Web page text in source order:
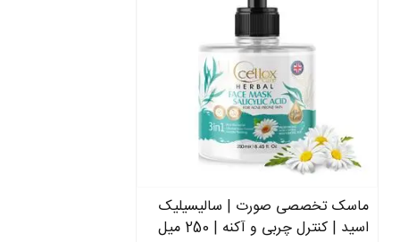
ماسک تخصصی صورت | سالیسیلیک
اسید | کنترل چربی و آکنه | 250 میل